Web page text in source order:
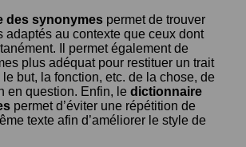
des synonymes permet de trouver
adaptés au contexte que ceux dont
Il permet également de
plus adéquat pour restituer un trait
but, la fonction, etc. de la chose, de
en question. Enfin, le dictionnaire
permet d’éviter une répétition de
texte afin d’améliorer le style de